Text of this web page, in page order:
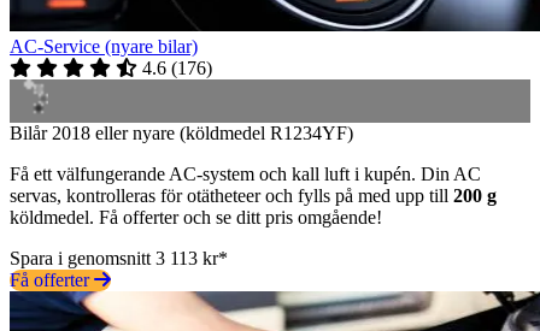
AC-Service (nyare bilar)
4.6 (176)
Bilår 2018 eller nyare (köldmedel R1234YF)
Få ett välfungerande AC-system och kall luft i kupén. Din AC
servas, kontrolleras för otätheteer och fylls på med upp till 200 g
köldmedel. Få offerter och se ditt pris omgående!
Spara i genomsnitt 3 113 kr*
Få offerter